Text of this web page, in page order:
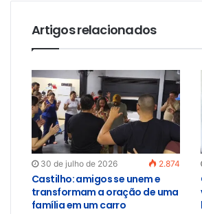
Artigos relacionados
30 de julho de 2026 2.874
Castilho: amigos se unem e
transformam a oração de uma
família em um carro